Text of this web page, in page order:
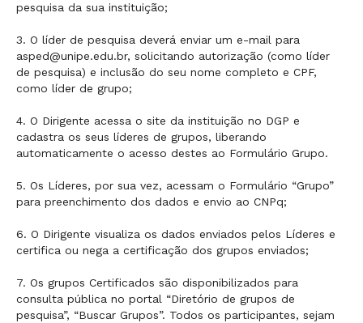
pesquisa da sua instituição;
3. O líder de pesquisa deverá enviar um e-mail para
asped@unipe.edu.br, solicitando autorização (como líder
de pesquisa) e inclusão do seu nome completo e CPF,
como líder de grupo;
4. O Dirigente acessa o site da instituição no DGP e
cadastra os seus líderes de grupos, liberando
automaticamente o acesso destes ao Formulário Grupo.
5. Os Líderes, por sua vez, acessam o Formulário “Grupo”
para preenchimento dos dados e envio ao CNPq;
6. O Dirigente visualiza os dados enviados pelos Líderes e
certifica ou nega a certificação dos grupos enviados;
7. Os grupos Certificados são disponibilizados para
consulta pública no portal “Diretório de grupos de
pesquisa”, “Buscar Grupos”. Todos os participantes, sejam